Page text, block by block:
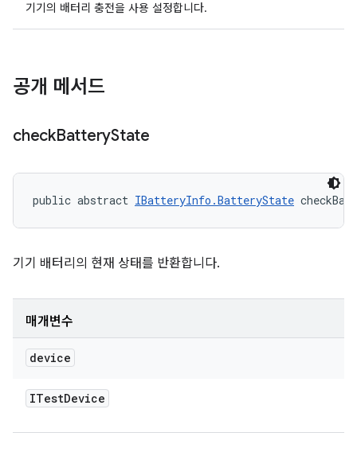
기기의 배터리 충전을 사용 설정합니다.
공개 메서드
checkBatteryState
public abstract IBatteryInfo.BatteryState
기기 배터리의 현재 상태를 반환합니다.
매개변수
device
ITestDevice